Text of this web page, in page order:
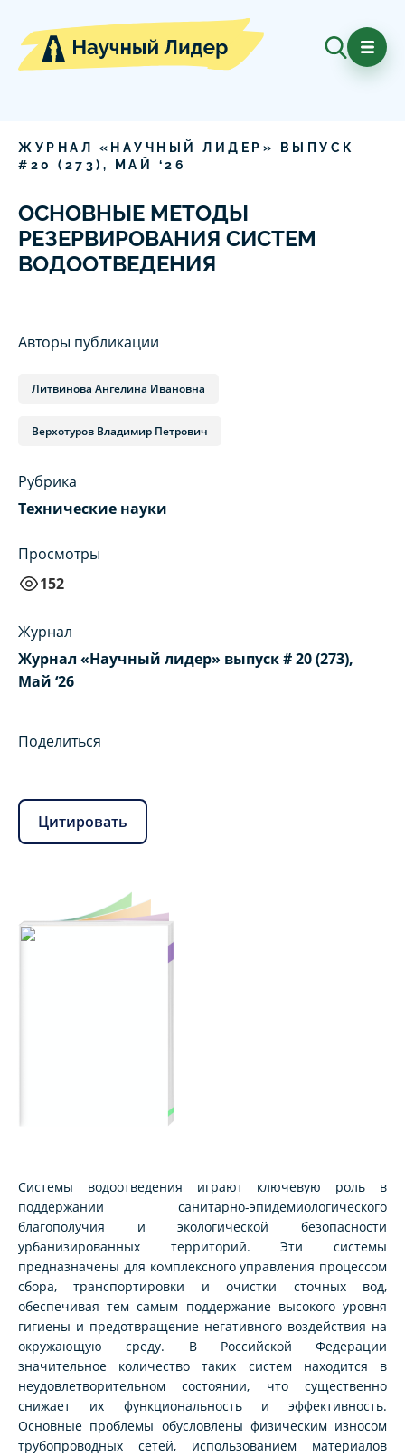
ЖУРНАЛ «НАУЧНЫЙ ЛИДЕР» ВЫПУСК
# 20 ( 273), МАЙ ‘26
ОСНОВНЫЕ МЕТОДЫ
РЕЗЕРВИРОВАНИЯ СИСТЕМ
ВОДООТВЕДЕНИЯ
Авторы публикации
Литвинова Ангелина Ивановна
Верхотуров Владимир Петрович
Рубрика
Технические науки
Просмотры
152
Журнал
Журнал «Научный лидер» выпуск # 20 (273),
Май ‘26
Поделиться
Цитировать
Системы водоотведения играют ключевую роль в
поддержании санитарно-эпидемиологического
благополучия и экологической безопасности
урбанизированных территорий. Эти системы
предназначены для комплексного управления процессом
сбора, транспортировки и очистки сточных вод,
обеспечивая тем самым поддержание высокого уровня
гигиены и предотвращение негативного воздействия на
окружающую среду. В Российской Федерации
значительное количество таких систем находится в
неудовлетворительном состоянии, что существенно
снижает их функциональность и эффективность.
Основные проблемы обусловлены физическим износом
трубопроводных сетей, использованием материалов